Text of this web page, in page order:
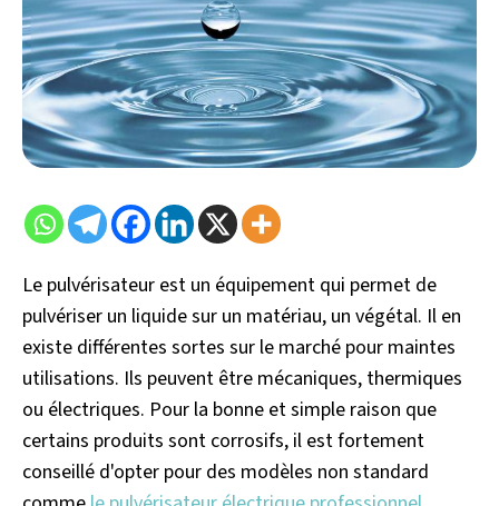
Le pulvérisateur est un équipement qui permet de
pulvériser un liquide sur un matériau, un végétal. Il en
existe différentes sortes sur le marché pour maintes
utilisations. Ils peuvent être mécaniques, thermiques
ou électriques. Pour la bonne et simple raison que
certains produits sont corrosifs, il est fortement
conseillé d'opter pour des modèles non standard